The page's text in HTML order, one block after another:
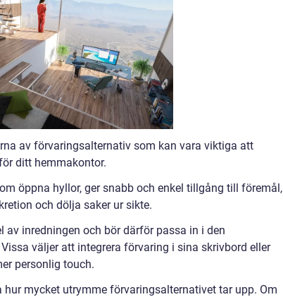
av förvaringsalternativ som kan vara viktiga att
ditt hemmakontor.
öppna hyllor, ger snabb och enkel tillgång till föremål,
och dölja saker ur sikte.
av inredningen och bör därför passa in i den
väljer att integrera förvaring i sina skrivbord eller
personlig touch.
mycket utrymme förvaringsalternativet tar upp. Om